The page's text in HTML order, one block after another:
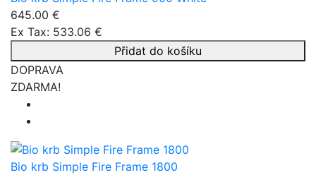
645.00 €
Ex Tax: 533.06 €
Přidat do košíku
DOPRAVA
ZDARMA!
Bio krb Simple Fire Frame 1800